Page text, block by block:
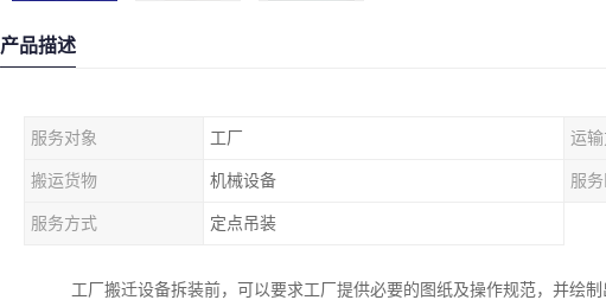
产品描述
服务对象 工厂 运
搬运货物 机械设备 服
服务方式 定点吊装
工厂搬迁设备拆装前，可以要求工厂提供必要的图纸及操作规范，并绘